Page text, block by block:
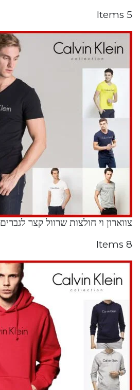
5 Items
צווארון וי חולצות שרוול קצר לגברים
8 Items